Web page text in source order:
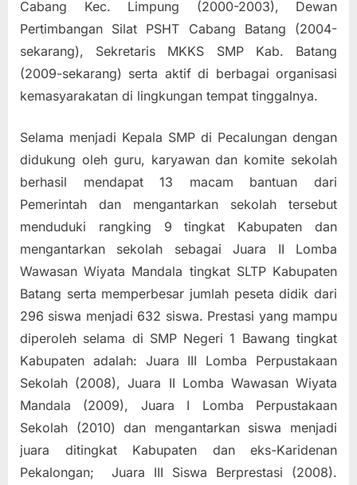
Cabang Kec. Limpung (2000-2003), Dewan
Pertimbangan Silat PSHT Cabang Batang (2004-
sekarang), Sekretaris MKKS SMP Kab. Batang
(2009-sekarang) serta aktif di berbagai organisasi
kemasyarakatan di lingkungan tempat tinggalnya.
Selama menjadi Kepala SMP di Pecalungan dengan
didukung oleh guru, karyawan dan komite sekolah
berhasil mendapat 13 macam bantuan dari
Pemerintah dan mengantarkan sekolah tersebut
menduduki rangking 9 tingkat Kabupaten dan
mengantarkan sekolah sebagai Juara II Lomba
Wawasan Wiyata Mandala tingkat SLTP Kabupaten
Batang serta memperbesar jumlah peseta didik dari
296 siswa menjadi 632 siswa. Prestasi yang mampu
diperoleh selama di SMP Negeri 1 Bawang tingkat
Kabupaten adalah: Juara III Lomba Perpustakaan
Sekolah (2008), Juara II Lomba Wawasan Wiyata
Mandala (2009), Juara I Lomba Perpustakaan
Sekolah (2010) dan mengantarkan siswa menjadi
juara ditingkat Kabupaten dan eks-Karidenan
Pekalongan; Juara III Siswa Berprestasi (2008).